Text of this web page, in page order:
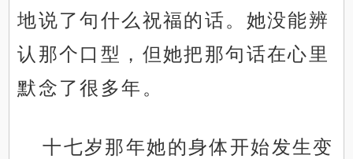
地说了句什么祝福的话。她没能辨
认那个口型，但她把那句话在心里
默念了很多年。
十七岁那年她的身体开始发生变